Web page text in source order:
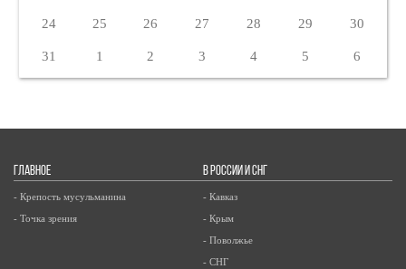
24 25 26 27 28 29 30
31 1 2 3 4 5 6
ГЛАВНОЕ
- Крепость мусульманина
- Точка зрения
В РОССИИ И СНГ
- Кавказ
- Крым
- Поволжье
- СНГ